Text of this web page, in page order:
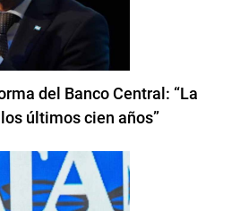
del Banco Central: “La
últimos cien años”